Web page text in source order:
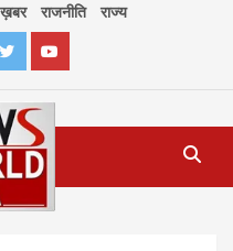
राजनीति राज्य
TwitterYoutube